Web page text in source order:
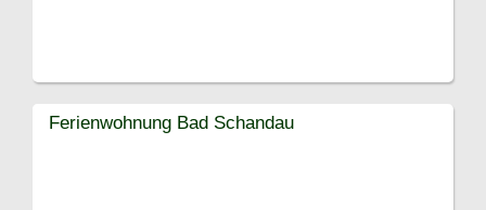
Ferienwohnung Bad Schandau